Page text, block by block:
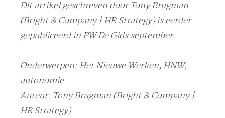
Dit artikel geschreven door Tony Brugman
(Bright & Company | HR Strategy) is eerder
gepubliceerd in PW De Gids september.
Onderwerpen: Het Nieuwe Werken, HNW,
autonomie
Auteur: Tony Brugman (Bright & Company |
HR Strategy)